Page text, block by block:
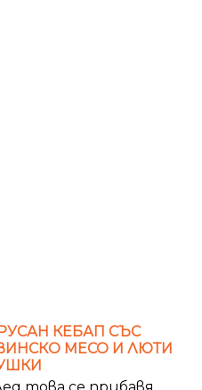
КЕБАП СЪС
МЕСО И ЛЮТИ
това се прибавя